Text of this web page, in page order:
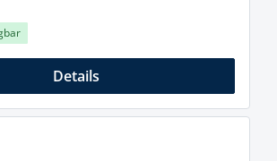
Details